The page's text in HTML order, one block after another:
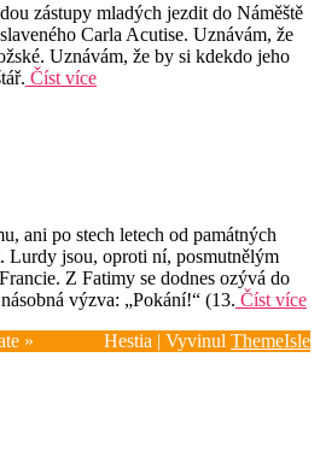
zástupy mladých jezdit do Náměště
Carla Acutise. Uznávám, že
Uznávám, že by si kdekdo jeho
Číst více
ani po stech letech od památných
Lurdy jsou, oproti ní, posmutnělým
Z Fatimy se dodnes ozývá do
výzva: „Pokání!“ (13. Číst více
Hestia | Vyvinul ThemeIsle
»